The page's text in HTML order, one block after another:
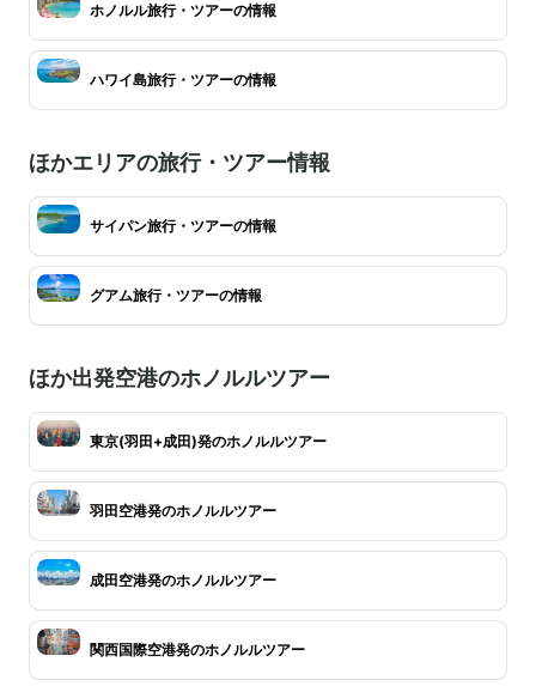
ホノルル旅行・ツアーの情報
ハワイ島旅行・ツアーの情報
ほかエリアの旅行・ツアー情報
サイパン旅行・ツアーの情報
グアム旅行・ツアーの情報
ほか出発空港のホノルルツアー
東京(羽田+成田)発のホノルルツアー
羽田空港発のホノルルツアー
成田空港発のホノルルツアー
関西国際空港発のホノルルツアー